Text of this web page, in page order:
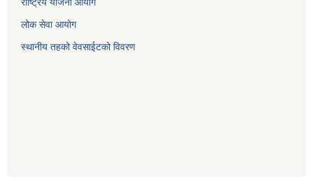
लोक सेवा आयोग
स्थानीय तहको वेवसाईटको विवरण